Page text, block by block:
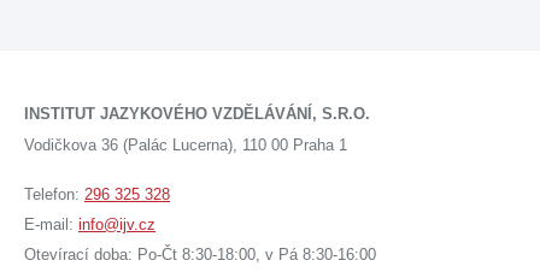
INSTITUT JAZYKOVÉHO VZDĚLÁVÁNÍ, S.R.O.
Vodičkova 36 (Palác Lucerna), 110 00 Praha 1
Telefon: 296 325 328
E-mail: info@ijv.cz
Otevírací doba: Po-Čt 8:30-18:00, v Pá 8:30-16:00